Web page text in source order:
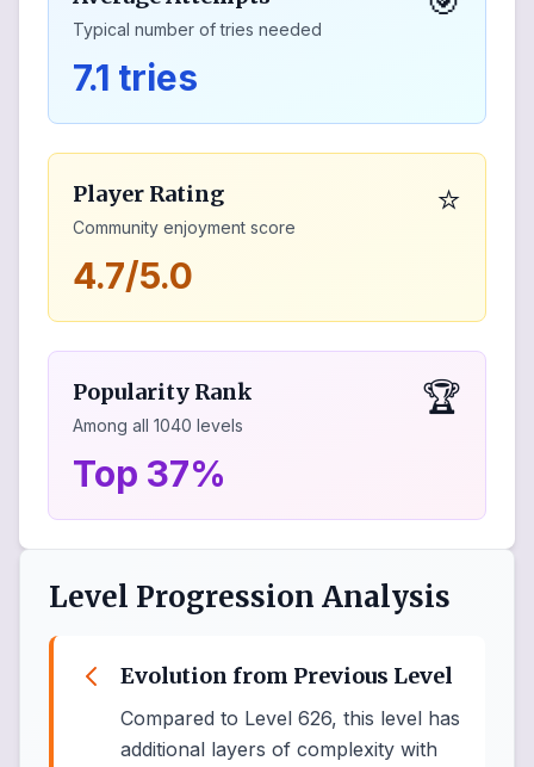
Typical number of tries needed
7.1 tries
Player Rating
Community enjoyment score
⭐
4.7/5.0
Popularity Rank
Among all 1040 levels
🏆
Top 37%
Level Progression Analysis
Evolution from Previous Level
Compared to Level 626, this level has
additional layers of complexity with